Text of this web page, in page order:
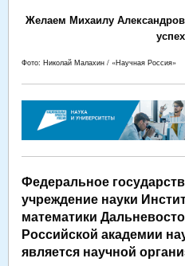
Желаем Михаилу
Фото: Николай Малахин / «Научная Россия»
Федеральное
учреждение науки
математики
Российской академии
является научной